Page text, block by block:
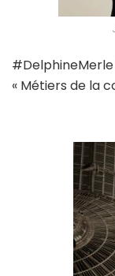
« Métiers de la